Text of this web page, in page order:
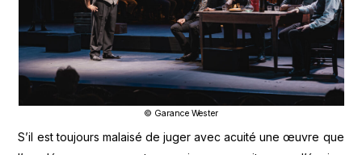
© Garance Wester
S’il est toujours malaisé de juger avec acuité une œuvre que